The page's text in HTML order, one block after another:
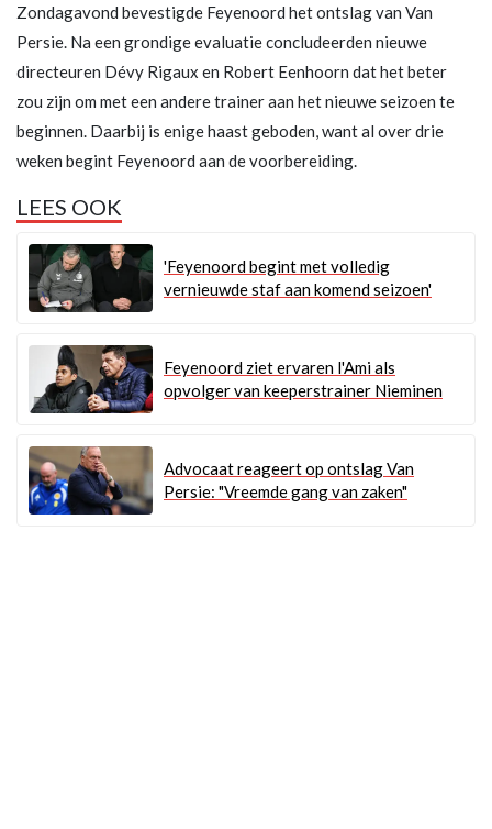
Zondagavond bevestigde Feyenoord het ontslag van Van
Persie. Na een grondige evaluatie concludeerden nieuwe
directeuren Dévy Rigaux en Robert Eenhoorn dat het beter
zou zijn om met een andere trainer aan het nieuwe seizoen te
beginnen. Daarbij is enige haast geboden, want al over drie
weken begint Feyenoord aan de voorbereiding.
LEES OOK
'Feyenoord begint met volledig
vernieuwde staf aan komend seizoen'
Feyenoord ziet ervaren l'Ami als
opvolger van keeperstrainer Nieminen
Advocaat reageert op ontslag Van
Persie: "Vreemde gang van zaken"